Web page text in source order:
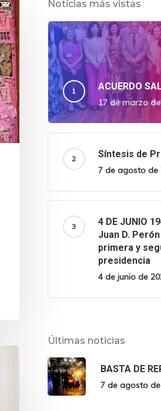
Noticias más vistas
ACUERDO
17 de marzo
Síntesis de
7 de agosto de
4 DE JUNIO
Juan D.
primera y
presidencia
4 de junio de
Últimas noticias
BASTA DE
7 de agosto